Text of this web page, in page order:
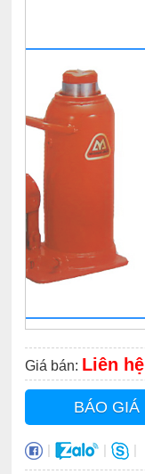
Giá bán: Liên hệ
BÁO GIÁ
| | |